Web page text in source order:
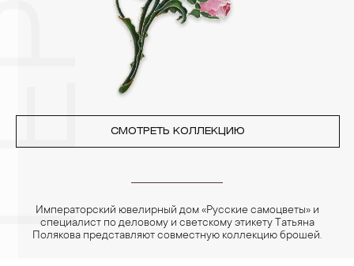
фланелевой или замшевой салфеткой.
СМОТРЕТЬ КОЛЛЕКЦИЮ
Императорский ювелирный дом «Русские самоцветы» и
специалист по деловому и светскому этикету Татьяна
Полякова представляют совместную коллекцию брошей.